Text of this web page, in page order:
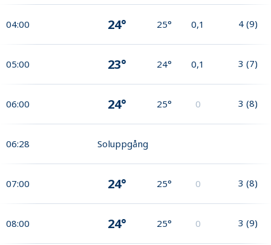
04:00 24° 25° 0,1 4 (9)
05:00 23° 24° 0,1 3 (7)
06:00 24° 25° 0 3 (8)
06:28 Soluppgång
07:00 24° 25° 0 3 (8)
08:00 24° 25° 0 3 (9)